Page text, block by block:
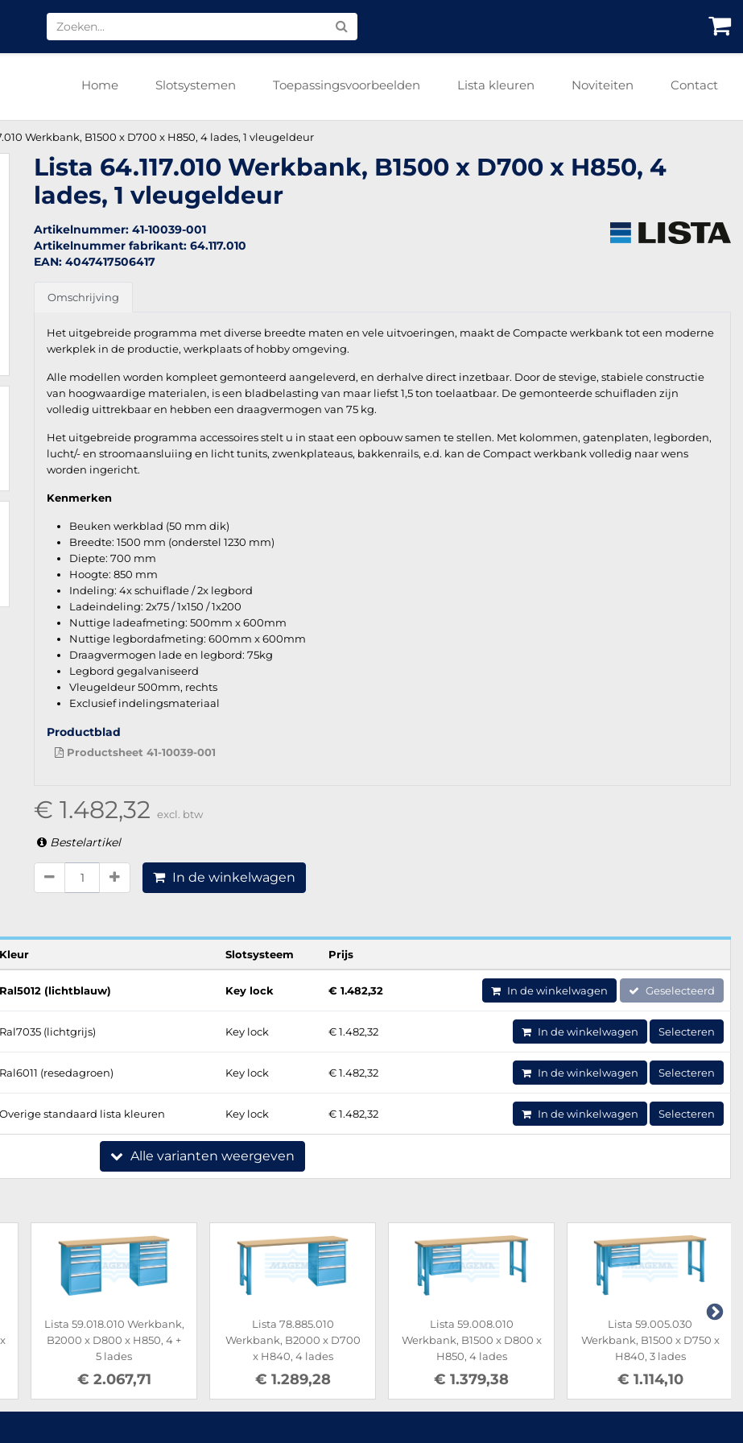
Home Slotsystemen Toepassingsvoorbeelden Lista kleuren Noviteiten Contact
Werkbank, B1500 x D700 x H850, 4 lades, 1 vleugeldeur
Lista 64.117.010 Werkbank, B1500 x D700 x H850, 4
lades, 1 vleugeldeur
Artikelnummer: 41-10039-001
Artikelnummer fabrikant: 64.117.010
EAN: 4047417506417
Omschrijving
Het uitgebreide programma met diverse breedte maten en vele uitvoeringen, maakt de Compacte werkbank tot een moderne
werkplek in de productie, werkplaats of hobby omgeving.
Alle modellen worden kompleet gemonteerd aangeleverd, en derhalve direct inzetbaar. Door de stevige, stabiele constructie
van hoogwaardige materialen, is een bladbelasting van maar liefst 1,5 ton toelaatbaar. De gemonteerde schuifladen zijn
volledig uittrekbaar en hebben een draagvermogen van 75 kg.
Het uitgebreide programma accessoires stelt u in staat een opbouw samen te stellen. Met kolommen, gatenplaten, legborden,
lucht/- en stroomaansluiing en licht tunits, zwenkplateaus, bakkenrails, e.d. kan de Compact werkbank volledig naar wens
worden ingericht.
Kenmerken
Beuken werkblad (50 mm dik)
Breedte: 1500 mm (onderstel 1230 mm)
Diepte: 700 mm
Hoogte: 850 mm
Indeling: 4x schuiflade / 2x legbord
Ladeindeling: 2x75 / 1x150 / 1x200
Nuttige ladeafmeting: 500mm x 600mm
Nuttige legbordafmeting: 600mm x 600mm
Draagvermogen lade en legbord: 75kg
Legbord gegalvaniseerd
Vleugeldeur 500mm, rechts
Exclusief indelingsmateriaal
Productblad
Productsheet 41-10039-001
€ 1.482,32 excl. btw
Bestelartikel
In de winkelwagen
Kleur Slotsysteem Prijs
Ral5012 (lichtblauw) Key lock € 1.482,32 In de winkelwagen Geselecteerd
Ral7035 (lichtgrijs) Key lock € 1.482,32 In de winkelwagen Selecteren
Ral6011 (resedagroen) Key lock € 1.482,32 In de winkelwagen Selecteren
Overige standaard lista kleuren Key lock € 1.482,32 In de winkelwagen Selecteren
Alle varianten weergeven
Lista 59.018.010 Werkbank,
B2000 x D800 x H850, 4 +
5 lades
€ 2.067,71
Lista 78.885.010
Werkbank, B2000 x D700
x H840, 4 lades
€ 1.289,28
Lista 59.008.010
Werkbank, B1500 x D800 x
H850, 4 lades
€ 1.379,38
Lista 59.005.030
Werkbank, B1500 x D750 x
H840, 3 lades
€ 1.114,10